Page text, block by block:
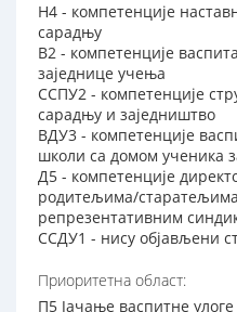
Н4 - компетенције
сарадњу
В2 - компетенције
заједнице учења
ССПУ2 - компетенције
сарадњу и заједништво
ВДУ3 - компетенције
школи са домом ученика
Д5 - компетенције
родитељима/
репрезентативним
ССДУ1 - нису објављени
Приоритетна област:
П5 Јачање васпитне